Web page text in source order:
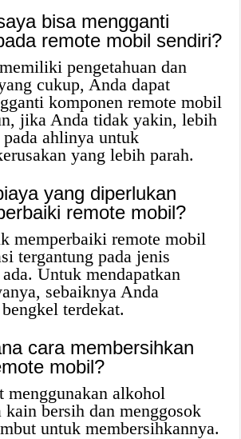
bisa mengganti
remote mobil sendiri?
pengetahuan dan
cukup, Anda dapat
komponen remote mobil
jika Anda tidak yakin, lebih
ahlinya untuk
yang lebih parah.
yang diperlukan
remote mobil?
memperbaiki remote mobil
tergantung pada jenis
Untuk mendapatkan
sebaiknya Anda
terdekat.
cara membersihkan
mobil?
menggunakan alkohol
bersih dan menggosok
untuk membersihkannya.